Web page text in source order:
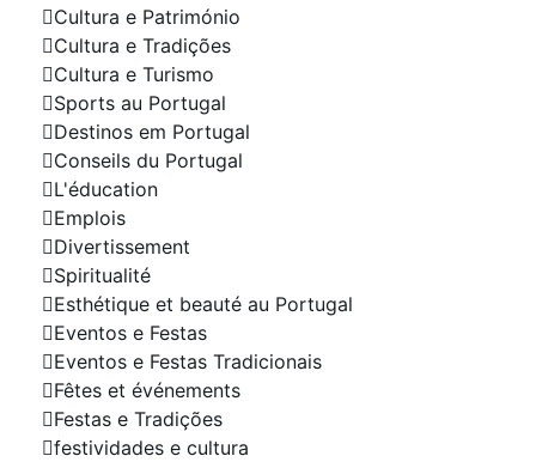
Cultura e Património
Cultura e Tradições
Cultura e Turismo
Sports au Portugal
Destinos em Portugal
Conseils du Portugal
L'éducation
Emplois
Divertissement
Spiritualité
Esthétique et beauté au Portugal
Eventos e Festas
Eventos e Festas Tradicionais
Fêtes et événements
Festas e Tradições
festividades e cultura